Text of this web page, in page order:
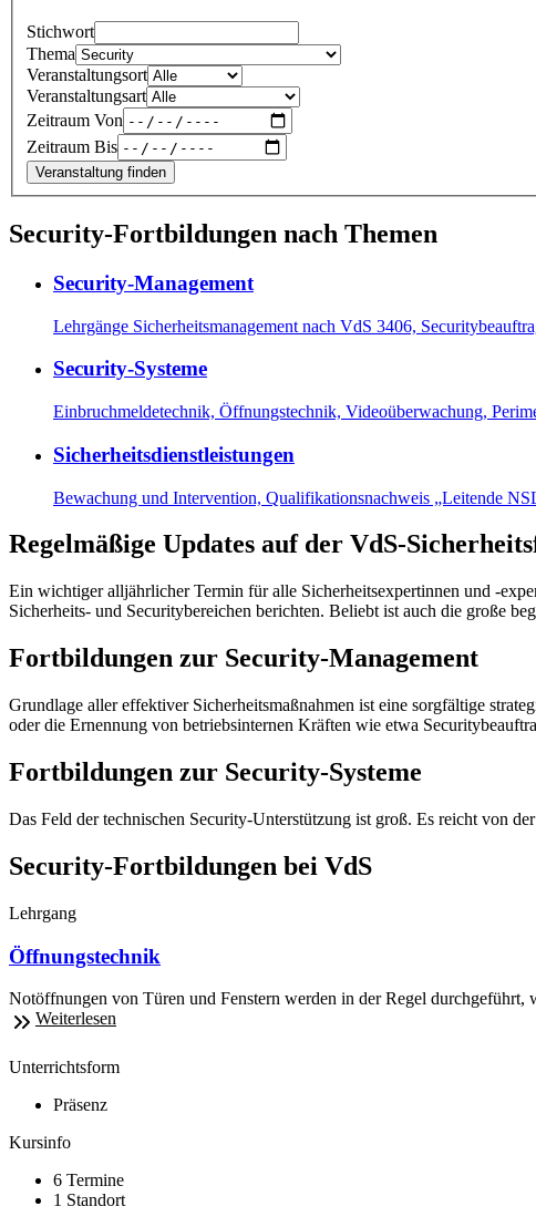
Stichwort
Thema
Veranstaltungsort
Veranstaltungsart
Zeitraum Von
Zeitraum Bis
Veranstaltung finden
Security-Fortbildungen nach Themen
Security-Management
Lehrgänge Sicherheitsmanagement nach VdS 3406,
Security-Systeme
Einbruchmeldetechnik, Öffnungstechnik, Videoüberwachung,
Sicherheitsdienstleistungen
Bewachung und Intervention, Qualifikationsnachweis „Leitende
Regelmäßige Updates auf der VdS-
Ein wichtiger alljährlicher Termin für alle Sicherheitsexpertinnen und -
Sicherheits- und Securitybereichen berichten. Beliebt ist auch die große
Fortbildungen zur Security-Management
Grundlage aller effektiver Sicherheitsmaßnahmen ist eine sorgfältige
oder die Ernennung von betriebsinternen Kräften wie etwa
Fortbildungen zur Security-Systeme
Das Feld der technischen Security-Unterstützung ist groß. Es reicht von
Security-Fortbildungen bei VdS
Lehrgang
Öffnungstechnik
Notöffnungen von Türen und Fenstern werden in der Regel durchgeführt,
Weiterlesen
Unterrichtsform
Präsenz
Kursinfo
6 Termine
1 Standort